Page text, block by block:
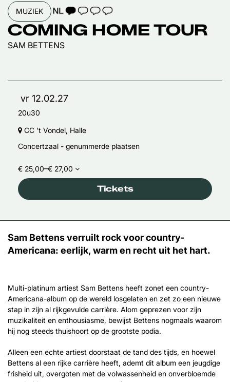
MUZIEK TAALICOON 1
COMING HOME TOUR
SAM BETTENS
vr 12.02.27
20u30
CC 't Vondel, Halle
Concertzaal - genummerde plaatsen
€ 25,00–€ 27,00
Tickets
Sam Bettens verruilt rock voor country-
Americana: eerlijk, warm en recht uit het hart.
Multi-platinum artiest Sam Bettens heeft zonet een country-
Americana-album op de wereld losgelaten en zet zo een nieuwe
stap in zijn al rijkgevulde carrière. Alom geprezen voor zijn
muzikaliteit en enthousiasme, bewijst Bettens nogmaals waarom
hij nog steeds thuishoort op de grootste podia.
Alleen een echte artiest doorstaat de tand des tijds, en hoewel
Bettens al een rijke carrière heeft, ademt dit album een jeugdige
frisheid uit, overgoten met de volwassenheid en onverbloemde